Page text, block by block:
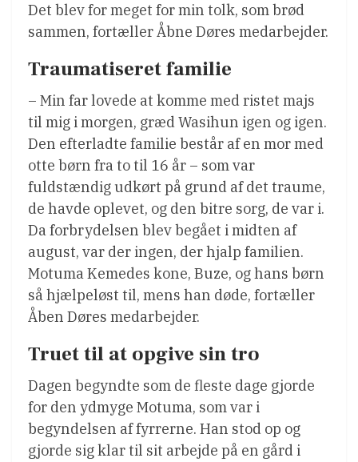
Det blev for meget for min tolk, som brød
sammen, fortæller Åbne Døres medarbejder.
Traumatiseret familie
– Min far lovede at komme med ristet majs
til mig i morgen, græd Wasihun igen og igen.
Den efterladte familie består af en mor med
otte børn fra to til 16 år – som var
fuldstændig udkørt på grund af det traume,
de havde oplevet, og den bitre sorg, de var i.
Da forbrydelsen blev begået i midten af
august, var der ingen, der hjalp familien.
Motuma Kemedes kone, Buze, og hans børn
så hjælpeløst til, mens han døde, fortæller
Åben Døres medarbejder.
Truet til at opgive sin tro
Dagen begyndte som de fleste dage gjorde
for den ydmyge Motuma, som var i
begyndelsen af fyrrerne. Han stod op og
gjorde sig klar til sit arbejde på en gård i